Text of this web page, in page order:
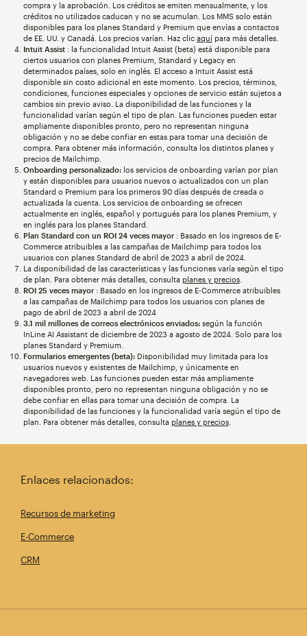
compra y la aprobación. Los créditos se emiten mensualmente, y los
créditos no utilizados caducan y no se acumulan. Los MMS solo están
disponibles para los planes Standard y Premium que envías a contactos
de EE. UU. y Canadá. Los precios varían. Haz clic aquípara más detalles.
Intuit Assist: la funcionalidad Intuit Assist (beta) está disponible para
ciertos usuarios con planes Premium, Standard y Legacy en
determinados países, solo en inglés. El acceso a Intuit Assist está
disponible sin costo adicional en este momento. Los precios, términos,
condiciones, funciones especiales y opciones de servicio están sujetos a
cambios sin previo aviso. La disponibilidad de las funciones y la
funcionalidad varían según el tipo de plan. Las funciones pueden estar
ampliamente disponibles pronto, pero no representan ninguna
obligación y no se debe confiar en estas para tomar una decisión de
compra. Para obtener más información, consulta los distintos planes y
precios de Mailchimp.
Onboarding personalizado:los servicios de onboarding varían por plan
y están disponibles para usuarios nuevos o actualizados con un plan
Standard o Premium para los primeros 90 días después de creada o
actualizada la cuenta. Los servicios de onboarding se ofrecen
actualmente en inglés, español y portugués para los planes Premium, y
en inglés para los planes Standard.
Plan Standard con un ROI 24 veces mayor: Basado en los ingresos de E-
Commerce atribuibles a las campañas de Mailchimp para todos los
usuarios con planes Standard de abril de 2023 a abril de 2024.
La disponibilidad de las características y las funciones varía según el tipo
de plan. Para obtener más detalles, consulta planes y precios.
ROI 25 veces mayor: Basado en los ingresos de E-Commerce atribuibles
a las campañas de Mailchimp para todos los usuarios con planes de
pago de abril de 2023 a abril de 2024
3.1 mil millones de correos electrónicos enviados:según la función
InLine AI Assistant de diciembre de 2023 a agosto de 2024. Solo para los
planes Standard y Premium.
Formularios emergentes (beta):Disponibilidad muy limitada para los
usuarios nuevos y existentes de Mailchimp, y únicamente en
navegadores web. Las funciones pueden estar más ampliamente
disponibles pronto, pero no representan ninguna obligación y no se
debe confiar en ellas para tomar una decisión de compra. La
disponibilidad de las funciones y la funcionalidad varía según el tipo de
plan. Para obtener más detalles, consulta planes y precios.
Enlaces relacionados:
Recursos de marketing
E-Commerce
CRM